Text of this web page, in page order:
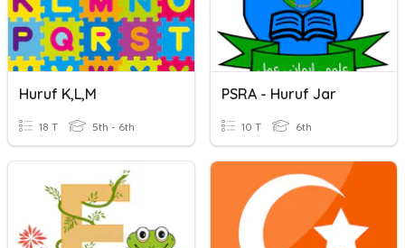
Huruf K,l,m
18 T 5th - 6th
PSRA - Huruf Jar
10 T 6th